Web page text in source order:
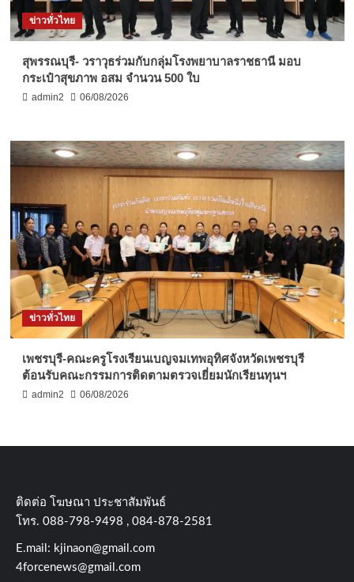
ข่าวทั่วไทย
สุพรรณบุรี- วราวุธร่วมกับกลุ่มโรงพยาบาลราชธานี มอบ
กระเป๋าสุขภาพ อสม จำนวน 500 ใบ
admin2 06/08/2026
ข่าวทั่วไทย
เพชรบุรี-คณะครูโรงเรียนเบญจมเทพอุทิศจังหวัดเพชรบุรี
ต้อนรับคณะกรรมการติดตามตรวจเยี่ยมนักเรียนทุนฯ
admin2 06/08/2026
ติดต่อ​ โฆษณา​ ประชาสัมพันธ์
โทร​. 088-798-9498 , 084-878-2581
E.mail: kjinaon@gmail.com
4forcenews@gmail.com